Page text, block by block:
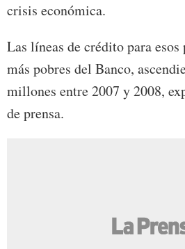
crisis económica.
Las líneas de crédito para
más pobres del Banco,
millones entre 2007 y 2008,
de prensa.